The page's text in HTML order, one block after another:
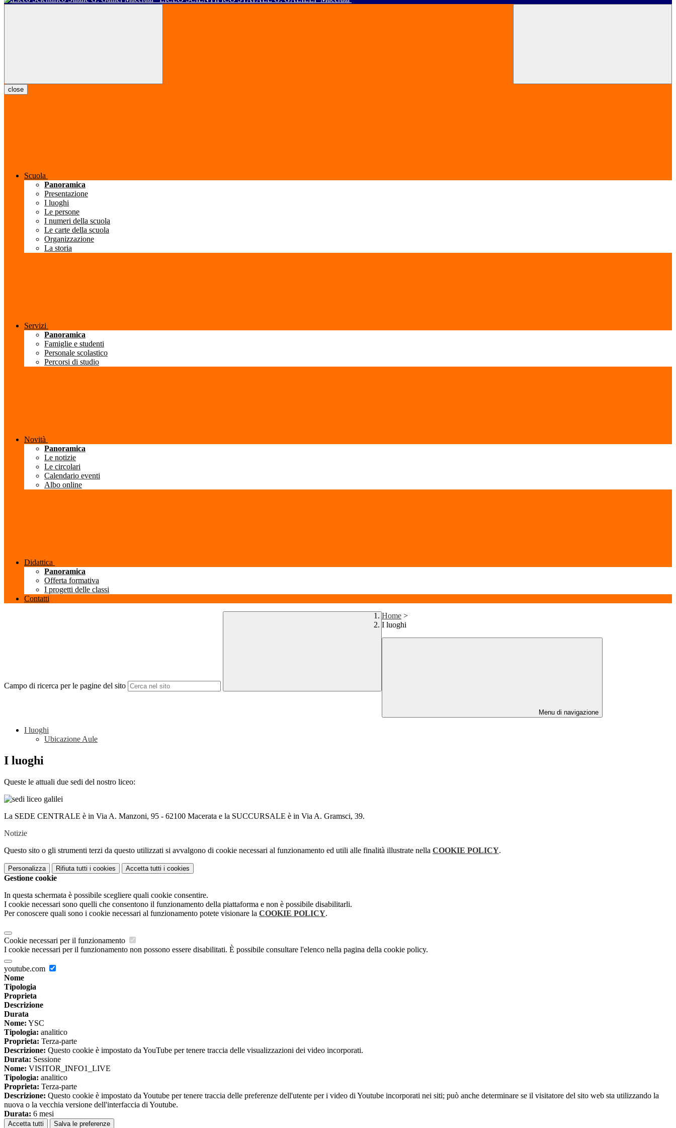
close
Scuola
Panoramica
Presentazione
I luoghi
Le persone
I numeri della scuola
Le carte della scuola
Organizzazione
La storia
Servizi
Panoramica
Famiglie e studenti
Personale scolastico
Percorsi di studio
Novità
Panoramica
Le notizie
Le circolari
Calendario eventi
Albo online
Didattica
Panoramica
Offerta formativa
I progetti delle classi
Contatti
Campo di ricerca per le pagine del sito
Home >
I luoghi
Menu di navigazione
I luoghi
Ubicazione Aule
I luoghi
Queste le attuali due sedi del nostro liceo:
La SEDE CENTRALE è in Via A. Manzoni, 95 - 62100 Macerata e la SUCCURSALE è in Via A. Gramsci, 39.
Notizie
Questo sito o gli strumenti terzi da questo utilizzati si avvalgono di cookie necessari al funzionamento ed utili alle finalità illustrate nella COOKIE POLICY.
Personalizza Rifiuta tutti i cookies Accetta tutti i cookies
Gestione cookie
In questa schermata è possibile scegliere quali cookie consentire.
I cookie necessari sono quelli che consentono il funzionamento della piattaforma e non è possibile disabilitarli.
Per conoscere quali sono i cookie necessari al funzionamento potete visionare la COOKIE POLICY.
Cookie necessari per il funzionamento
I cookie necessari per il funzionamento non possono essere disabilitati. È possibile consultare l'elenco nella pagina della cookie policy.
youtube.com
Nome
Tipologia
Proprieta
Descrizione
Durata
Nome: YSC
Tipologia: analitico
Proprieta: Terza-parte
Descrizione: Questo cookie è impostato da YouTube per tenere traccia delle visualizzazioni dei video incorporati.
Durata: Sessione
Nome: VISITOR_INFO1_LIVE
Tipologia: analitico
Proprieta: Terza-parte
Descrizione: Questo cookie è impostato da Youtube per tenere traccia delle preferenze dell'utente per i video di Youtube incorporati nei siti; può anche determinare se il visitatore del sito web sta utilizzando la
nuova o la vecchia versione dell'interfaccia di Youtube.
Durata: 6 mesi
Accetta tutti Salva le preferenze